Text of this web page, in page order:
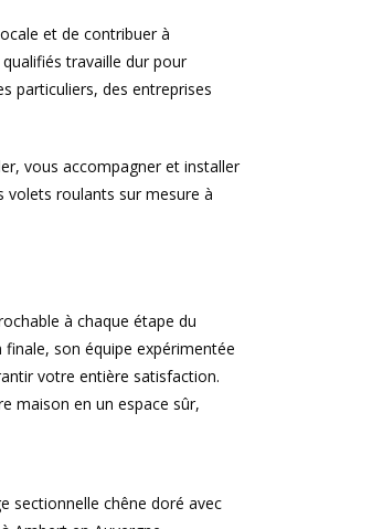
et de contribuer à
qualifiés travaille dur pour
particuliers, des entreprises
vous accompagner et installer
volets roulants sur mesure à
à chaque étape du
son équipe expérimentée
votre entière satisfaction.
maison en un espace sûr,